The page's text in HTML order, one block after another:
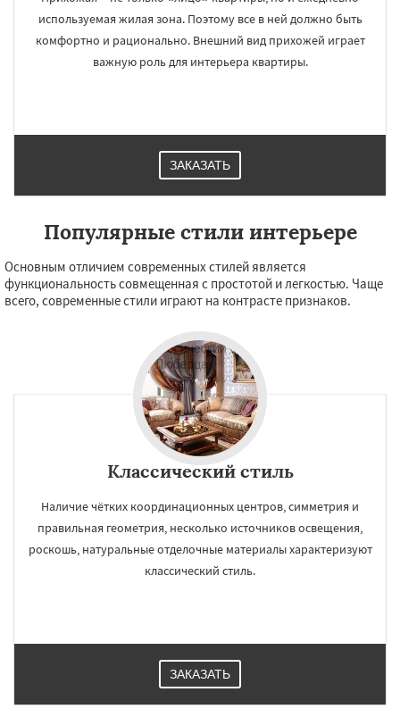
используемая жилая зона. Поэтому все в ней должно быть
комфортно и рационально. Внешний вид прихожей играет
важную роль для интерьера квартиры.
ЗАКАЗАТЬ
Популярные стили интерьере
Основным отличием современных стилей является
функциональность совмещенная с простотой и легкостью. Чаще
всего, современные стили играют на контрасте признаков.
Классический стиль
Наличие чётких координационных центров, симметрия и
правильная геометрия, несколько источников освещения,
роскошь, натуральные отделочные материалы характеризуют
классический стиль.
ЗАКАЗАТЬ